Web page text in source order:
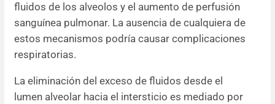
fluidos de los alveolos y el aumento de perfusión
sanguínea pulmonar. La ausencia de cualquiera de
estos mecanismos podría causar complicaciones
respiratorias.
La eliminación del exceso de fluidos desde el
lumen alveolar hacia el intersticio es mediado por